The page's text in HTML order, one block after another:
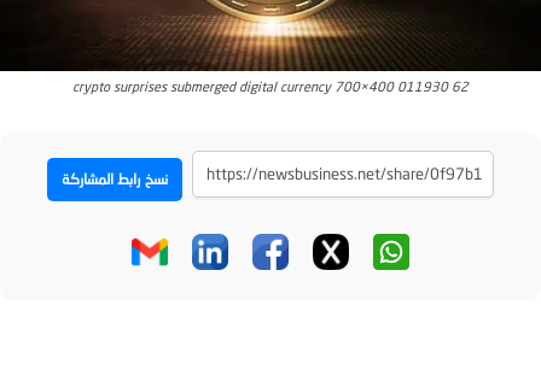
62 011930 crypto surprises submerged digital currency 700×400
نسخ رابط المشاركة